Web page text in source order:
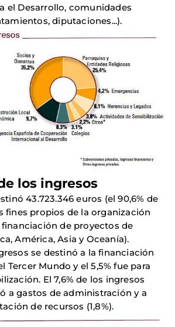
el Desarrollo, comunidades
diputaciones...).
los ingresos
43.723.346 euros (el 90,6% de
fines propios de la organización
de proyectos de
América, Asia y Oceanía).
se destinó a la financiación
Tercer Mundo y el 5,5% fue para
El 7,6% de los ingresos
a gastos de administración y a
de recursos (1,8%).